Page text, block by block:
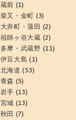
蔵前 (1)
柴又・金町 (3)
大井町・蒲田 (2)
祖師ヶ谷大蔵 (2)
多摩・武蔵野 (11)
伊豆大島 (1)
北海道 (53)
青森 (5)
岩手 (13)
宮城 (13)
秋田 (7)